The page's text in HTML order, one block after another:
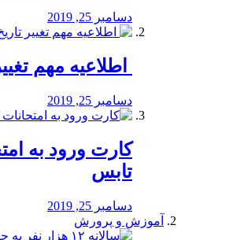
دسامبر 25, 2019
اطلاعیه مهم
دسامبر 25, 2019
کارت ورود به
تابس
دسامبر 25, 2019
آموزش و پرورش